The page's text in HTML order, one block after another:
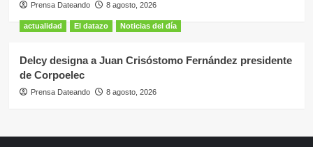
Prensa Dateando 8 agosto, 2026
actualidad El datazo Noticias del día
Delcy designa a Juan Crisóstomo Fernández presidente
de Corpoelec
Prensa Dateando 8 agosto, 2026